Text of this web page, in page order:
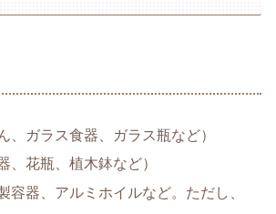
、ガラス食器、ガラス瓶など）
、花瓶、植木鉢など）
容器、アルミホイルなど。ただし、